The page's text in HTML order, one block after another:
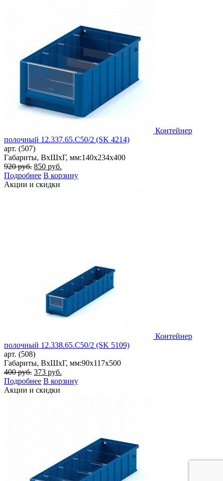
Контейнер
полочный 12.337.65.С50/2 (SK 4214)
арт. (507)
Габариты, ВxШxГ, мм:140x234x400
920руб. Первоначальная
цена
составляла
850 руб.
цена:
Подробнее В корзину
Акции и скидки
Контейнер
полочный 12.338.65.С50/2 (SK 5109)
арт. (508)
Габариты, ВxШxГ, мм:90x117x500
400руб. Первоначальная
цена
составляла
373 руб.
цена:
Подробнее В корзину
Акции и скидки